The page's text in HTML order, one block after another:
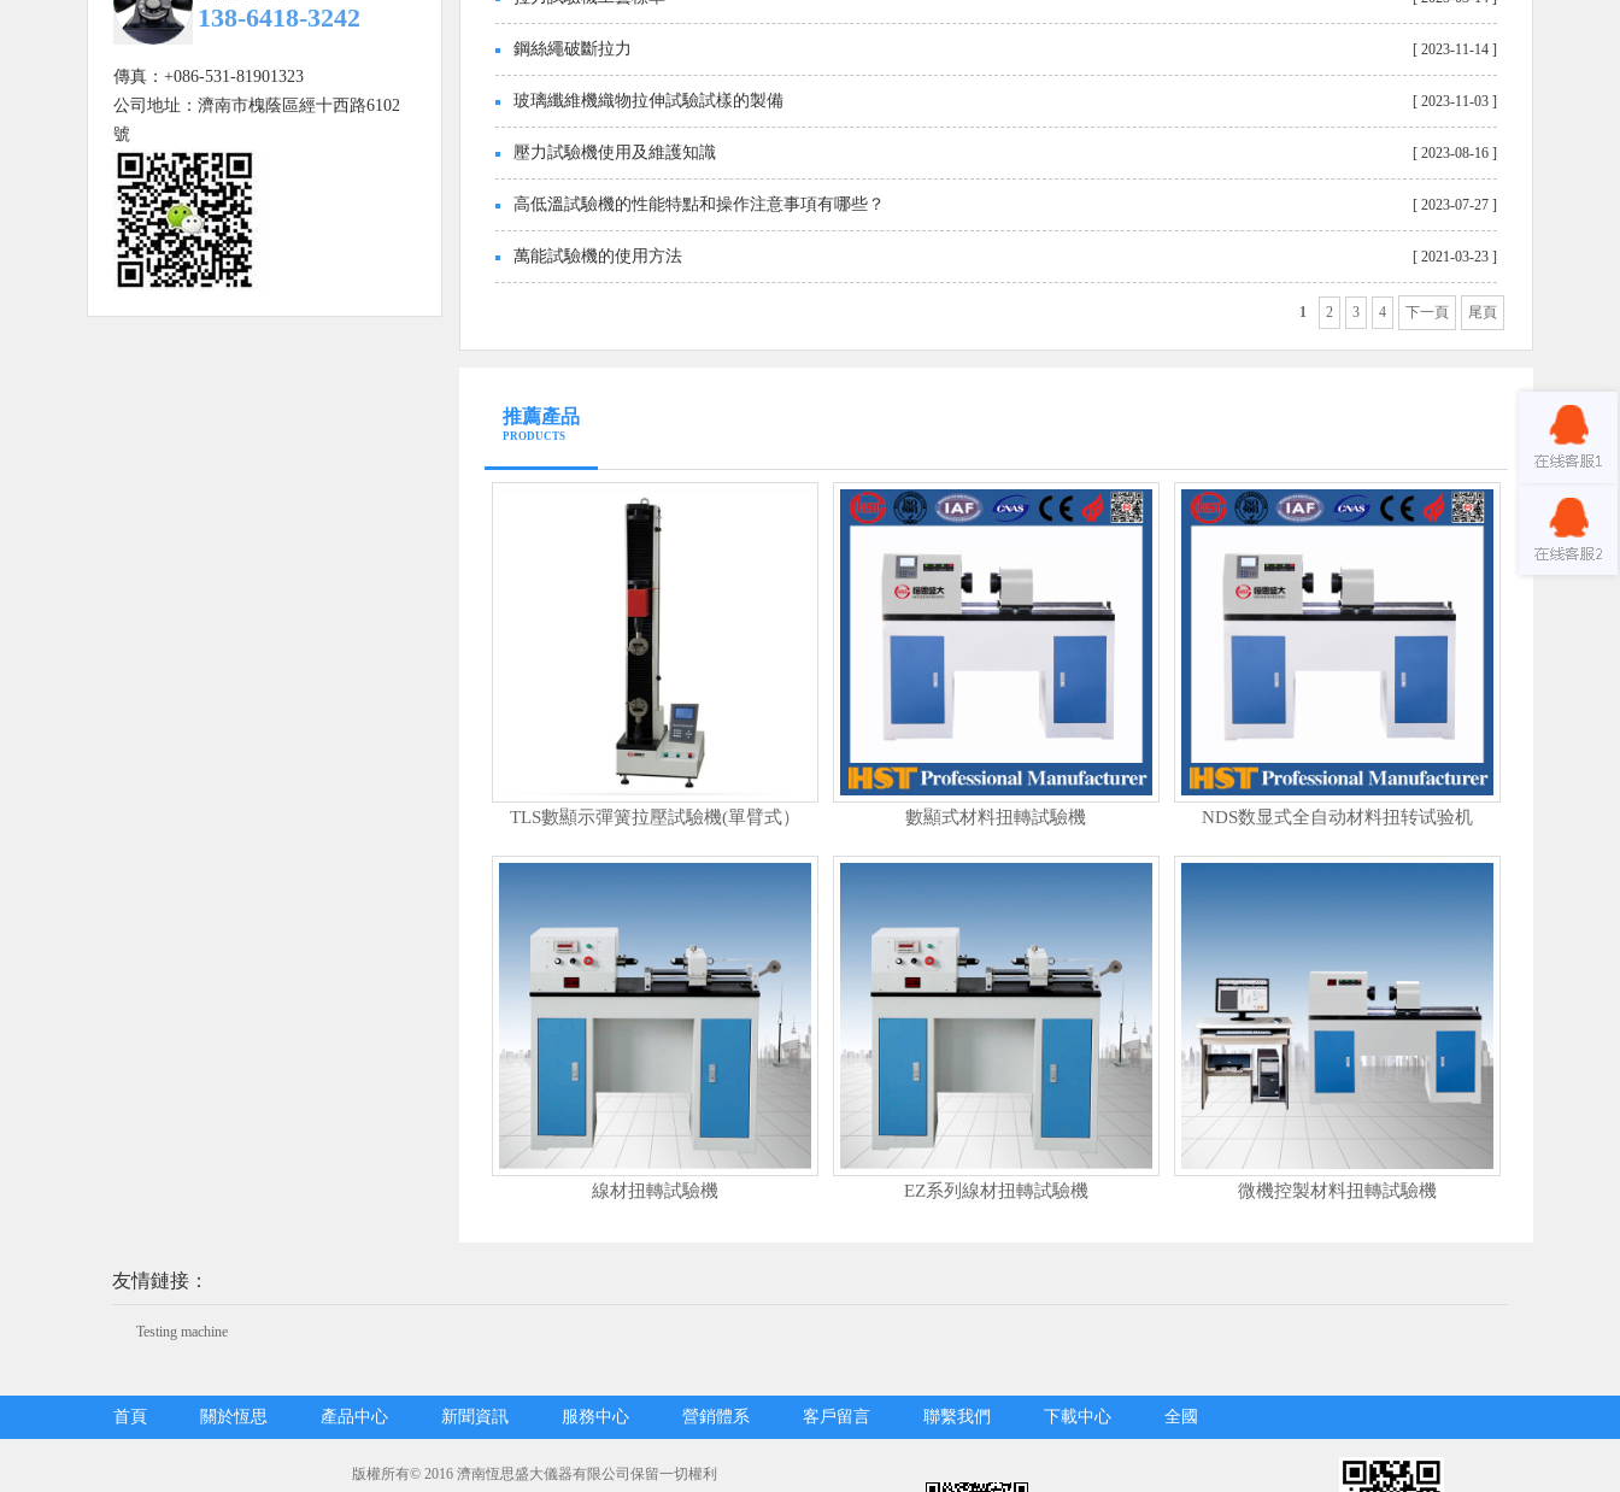
138-6418-3242
傳真：+086-531-81901323
公司地址：濟南市槐蔭區經十西路6102
號
[ 2023-11-14 ]
鋼絲繩破斷拉力
[ 2023-11-03 ]
玻璃纖維機織物拉伸試驗試樣的製備
[ 2023-08-16 ]
壓力試驗機使用及維護知識
[ 2023-07-27 ]
高低溫試驗機的性能特點和操作注意事項有哪些？
[ 2021-03-23 ]
萬能試驗機的使用方法
1 2 3 4 下一頁 尾頁
推薦產品
PRODUCTS
TLS數顯示彈簧拉壓試驗機(單臂式） 數顯式材料扭轉試驗機 NDS数显式全自动材料扭转试验机
線材扭轉試驗機 EZ系列線材扭轉試驗機 微機控製材料扭轉試驗機
友情鏈接：
Testing machine
首頁 關於恆思 產品中心 新聞資訊 服務中心 營銷體系 客戶留言 聯繫我們 下載中心 全國
版權所有© 2016 濟南恆思盛大儀器有限公司保留一切權利